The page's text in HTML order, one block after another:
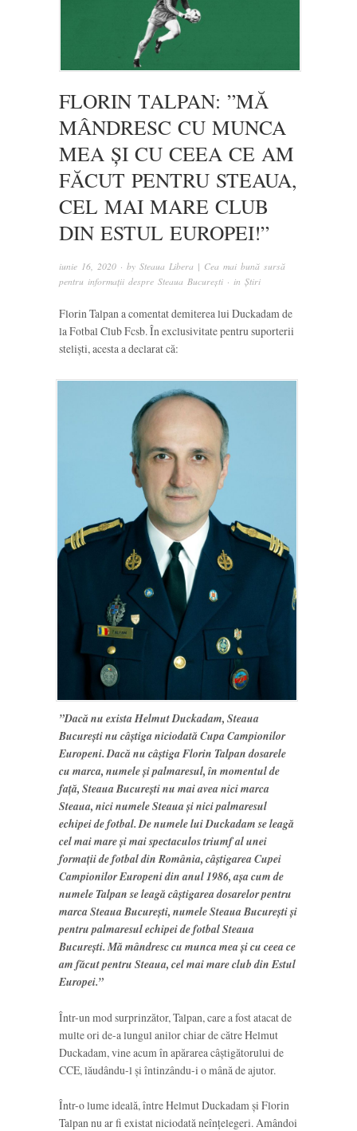
FLORIN TALPAN: ”MĂ
MÂNDRESC CU MUNCA
MEA ȘI CU CEEA CE AM
FĂCUT PENTRU STEAUA,
CEL MAI MARE CLUB
DIN ESTUL EUROPEI!”
iunie 16, 2020 · by Steaua Libera | Cea mai bună sursă
pentru informații despre Steaua București · in Știri
Florin Talpan a comentat demiterea lui Duckadam de
la Fotbal Club Fcsb. În exclusivitate pentru suporterii
steliști, acesta a declarat că:
”Dacă nu exista Helmut Duckadam, Steaua
București nu câștiga niciodată Cupa Campionilor
Europeni. Dacă nu câștiga Florin Talpan dosarele
cu marca, numele și palmaresul, în momentul de
față, Steaua București nu mai avea nici marca
Steaua, nici numele Steaua și nici palmaresul
echipei de fotbal. De numele lui Duckadam se leagă
cel mai mare și mai spectaculos triumf al unei
formații de fotbal din România, câștigarea Cupei
Campionilor Europeni din anul 1986, așa cum de
numele Talpan se leagă câștigarea dosarelor pentru
marca Steaua București, numele Steaua București și
pentru palmaresul echipei de fotbal Steaua
București. Mă mândresc cu munca mea și cu ceea ce
am făcut pentru Steaua, cel mai mare club din Estul
Europei.”
Într-un mod surprinzător, Talpan, care a fost atacat de
multe ori de-a lungul anilor chiar de către Helmut
Duckadam, vine acum în apărarea câștigătorului de
CCE, lăudându-l și întinzându-i o mână de ajutor.
Într-o lume ideală, între Helmut Duckadam și Florin
Talpan nu ar fi existat niciodată neînțelegeri. Amândoi